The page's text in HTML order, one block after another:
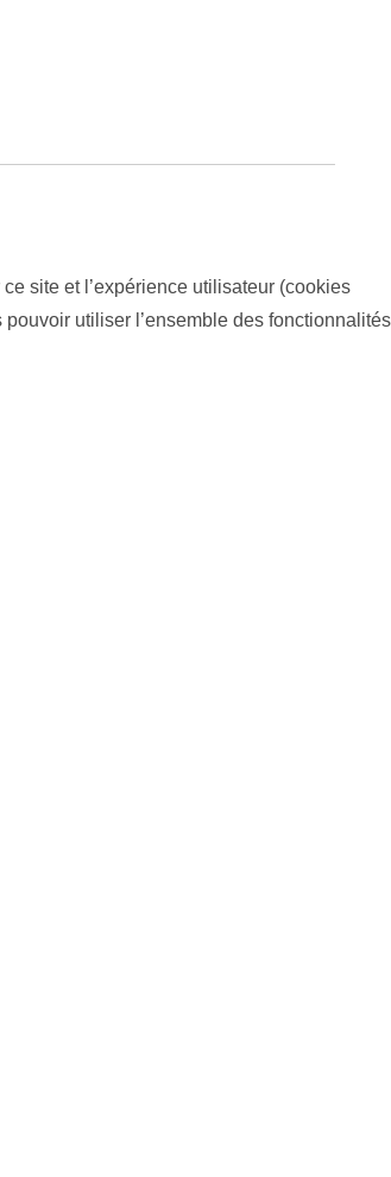
site et l’expérience utilisateur (cookies
utiliser l’ensemble des fonctionnalités